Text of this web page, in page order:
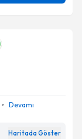
Devamı
Haritada Göster